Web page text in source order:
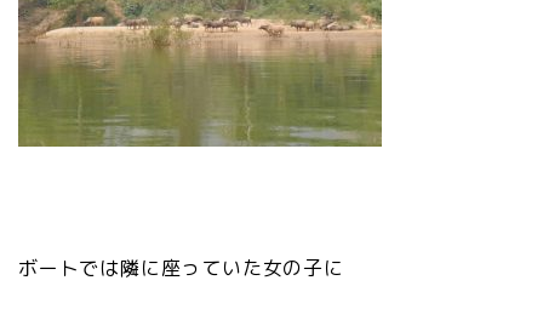
ボートでは隣に座っていた女の子に